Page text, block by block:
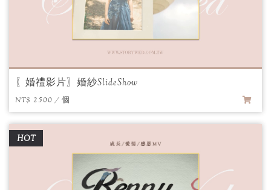
〖婚禮影片〗婚紗SlideShow
NT$ 2500 / 個
HOT